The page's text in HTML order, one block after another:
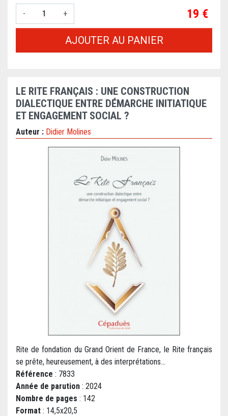
-
+ Prix
19 €
AJOUTER AU PANIER
LE RITE FRANÇAIS : UNE CONSTRUCTION
DIALECTIQUE ENTRE DÉMARCHE INITIATIQUE
ET ENGAGEMENT SOCIAL ?
Auteur : Didier Molines
Rite de fondation du Grand Orient de France, le Rite français
se prête, heureusement, à des interprétations...
Référence : 7833
Année de parution : 2024
Nombre de pages : 142
Format : 14,5x20,5